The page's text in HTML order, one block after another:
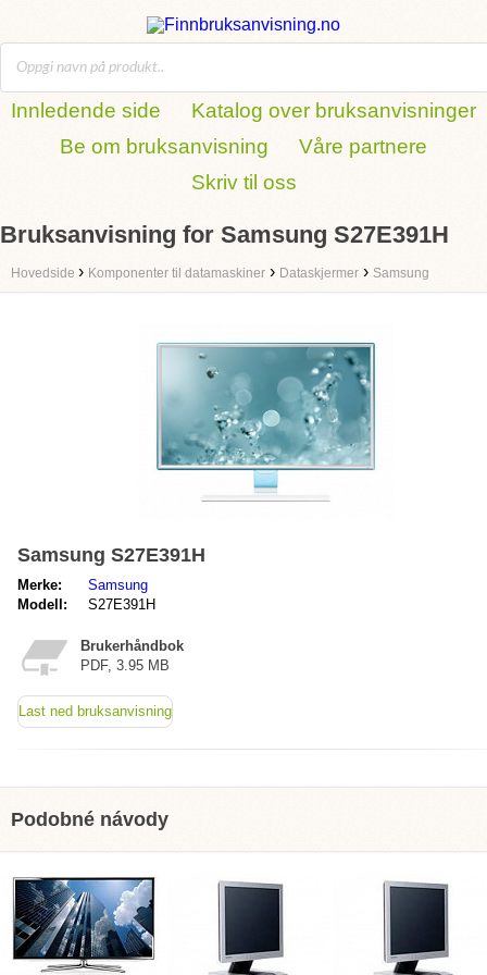
Innledende side
Katalog over bruksanvisninger
Be om bruksanvisning
Våre partnere
Skriv til oss
Bruksanvisning for Samsung S27E391H
Hovedside › Komponenter til datamaskiner › Dataskjermer › Samsung
Samsung S27E391H
Merke:
Samsung
Modell:
S27E391H
Brukerhåndbok
PDF, 3.95 MB
Last ned bruksanvisning
Podobné návody